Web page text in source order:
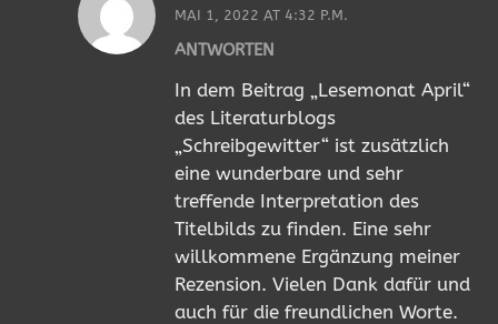
MAI 1, 2022 AT 4:32 P.M.
ANTWORTEN
In dem Beitrag „Lesemonat April“
des Literaturblogs
„Schreibgewitter“ ist zusätzlich
eine wunderbare und sehr
treffende Interpretation des
Titelbilds zu finden. Eine sehr
willkommene Ergänzung meiner
Rezension. Vielen Dank dafür und
auch für die freundlichen Worte.